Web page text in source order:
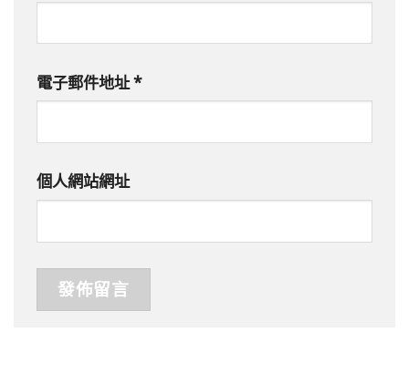
電子郵件地址*
個人網站網址